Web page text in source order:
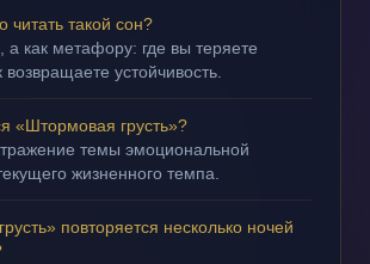
читать такой сон?
а как метафору: где вы теряете
устойчивость.
«Штормовая грусть»?
темы эмоциональной
жизненного темпа.
повторяется несколько ночей